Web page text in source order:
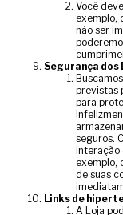
Você
exemplo,
não ser
Segurança dos
previstas
para
seguros.
interação
exemplo,
de suas
Links de
A Loja